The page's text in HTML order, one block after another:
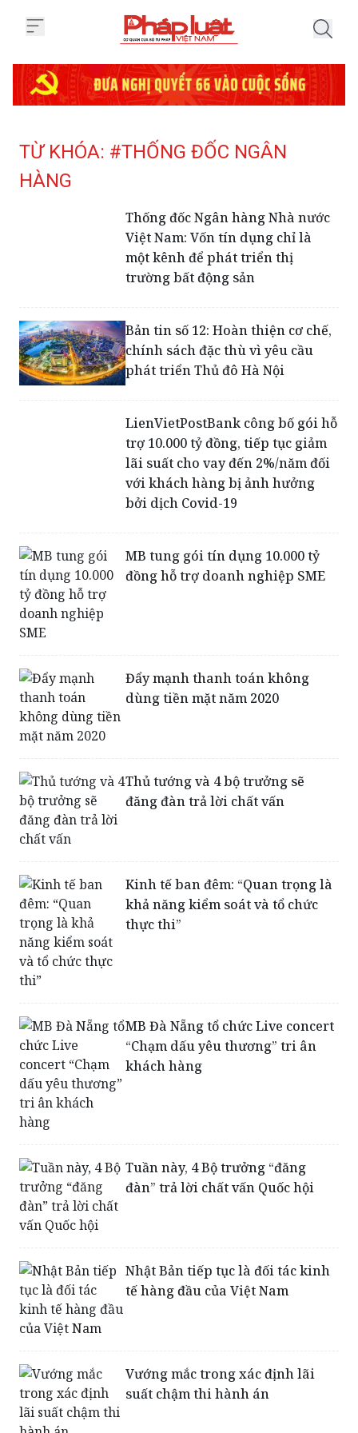
TỪ KHÓA: #THỐNG ĐỐC NGÂN
HÀNG
Thống đốc Ngân hàng Nhà nước
Việt Nam: Vốn tín dụng chỉ là
một kênh để phát triển thị
trường bất động sản
Bản tin số 12: Hoàn thiện cơ chế,
chính sách đặc thù vì yêu cầu
phát triển Thủ đô Hà Nội
LienVietPostBank công bố gói hỗ
trợ 10.000 tỷ đồng, tiếp tục giảm
lãi suất cho vay đến 2%/năm đối
với khách hàng bị ảnh hưởng
bởi dịch Covid-19
MB tung gói tín dụng 10.000 tỷ
đồng hỗ trợ doanh nghiệp SME
Đẩy mạnh thanh toán không
dùng tiền mặt năm 2020
Thủ tướng và 4 bộ trưởng sẽ
đăng đàn trả lời chất vấn
Kinh tế ban đêm: “Quan trọng là
khả năng kiểm soát và tổ chức
thực thi”
MB Đà Nẵng tổ chức Live concert
“Chạm dấu yêu thương” tri ân
khách hàng
Tuần này, 4 Bộ trưởng “đăng
đàn” trả lời chất vấn Quốc hội
Nhật Bản tiếp tục là đối tác kinh
tế hàng đầu của Việt Nam
Vướng mắc trong xác định lãi
suất chậm thi hành án